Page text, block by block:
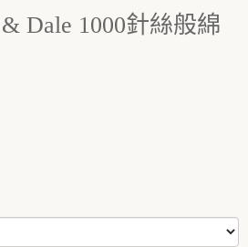
Dale 1000針絲般綿